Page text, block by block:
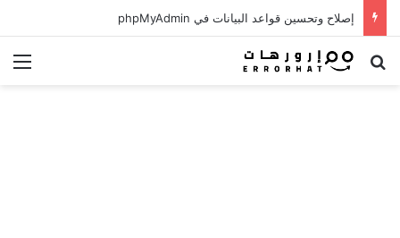
إصلاح وتحسين قواعد البيانات في phpMyAdmin
بحث عن